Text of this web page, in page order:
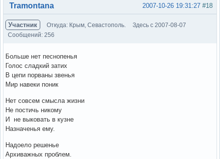
Вне форума #18
2007-10-26 19:31:27
Tramontana
Участник Откуда: Крым, Севастополь.
Здесь с 2007-08-07
Сообщений: 256
Больше нет песнопенья
Голос сладкий затих
В цепи порваны звенья
Мир навеки поник
Нет совсем смысла жизни
Не постичь никому
И не выковать в кузне
Назначенья ему.
Надоело решенье
Архиважных проблем.